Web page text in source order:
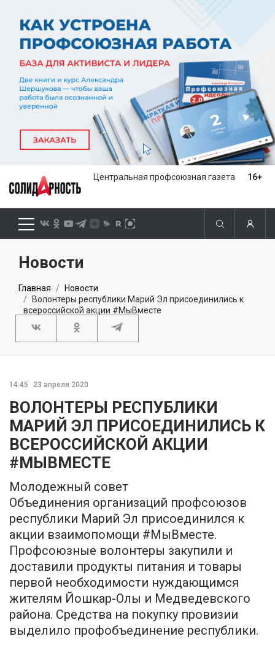
Центральная профсоюзная газета 16+
Новости
Главная
Новости
Волонтеры республики Марий Эл присоединились к
всероссийской акции #МыВместе
14:45 23 апреля 2020
ВОЛОНТЕРЫ РЕСПУБЛИКИ
МАРИЙ ЭЛ ПРИСОЕДИНИЛИСЬ К
ВСЕРОССИЙСКОЙ АКЦИИ
#МЫВМЕСТЕ
Молодежный совет
Объединения организаций профсоюзов
республики Марий Эл присоединился к
акции взаимопомощи #МыВместе.
Профсоюзные волонтеры закупили и
доставили продукты питания и товары
первой необходимости нуждающимся
жителям Йошкар-Олы и Медведевского
района. Средства на покупку провизии
выделило профобъединение республики.